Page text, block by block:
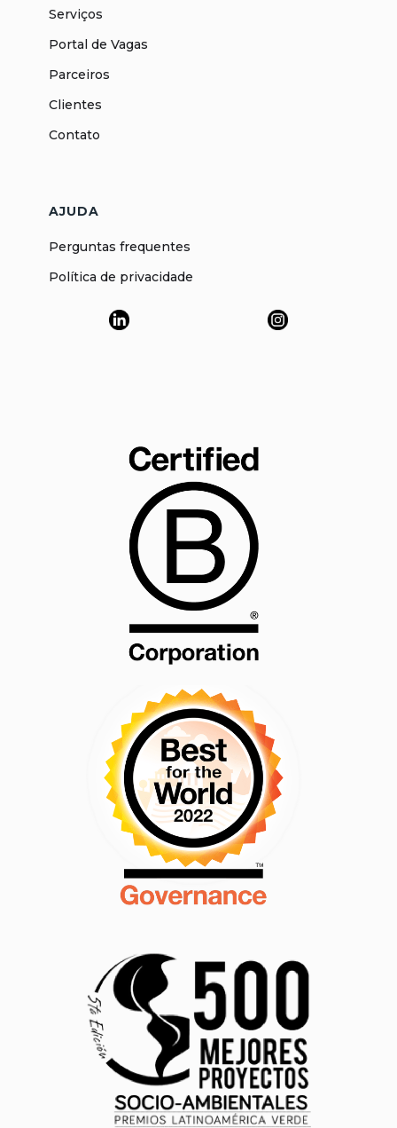
Serviços
Portal de Vagas
Parceiros
Clientes
Contato
AJUDA
Perguntas frequentes
Política de privacidade